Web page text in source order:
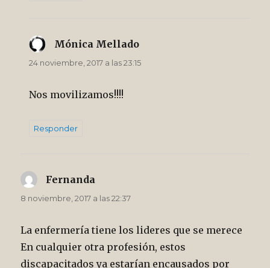
Mónica Mellado
24 noviembre, 2017 a las 23:15
Nos movilizamos!!!!
Responder
Fernanda
8 noviembre, 2017 a las 22:37
La enfermería tiene los lideres que se merece
En cualquier otra profesión, estos
discapacitados ya estarían encausados por